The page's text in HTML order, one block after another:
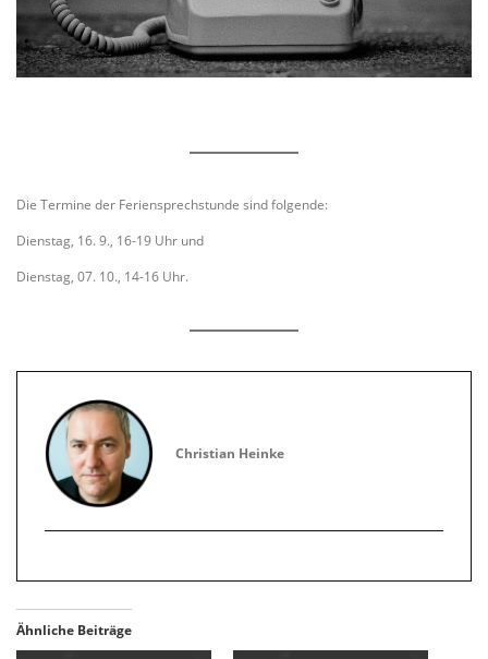
Die Termine der Feriensprechstunde sind folgende:
Dienstag, 16. 9., 16-19 Uhr und
Dienstag, 07. 10., 14-16 Uhr.
Christian Heinke
Ähnliche Beiträge